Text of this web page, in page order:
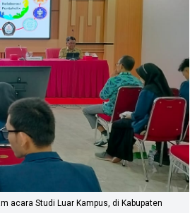
acara Studi Luar Kampus, di Kabupaten